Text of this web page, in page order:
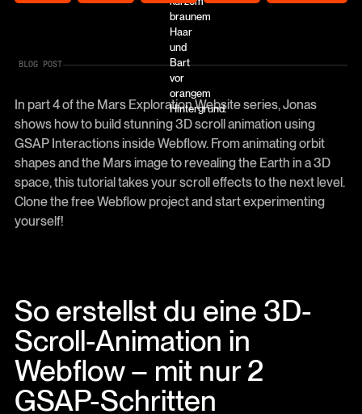
BLOG POST
In part 4 of the Mars Exploration Website series, Jonas
shows how to build stunning 3D scroll animation using
GSAP Interactions inside Webflow. From animating orbit
shapes and the Mars image to revealing the Earth in a 3D
space, this tutorial takes your scroll effects to the next level.
Clone the free Webflow project and start experimenting
yourself!
So erstellst du eine 3D-
Scroll-Animation in
Webflow – mit nur 2
GSAP-Schritten